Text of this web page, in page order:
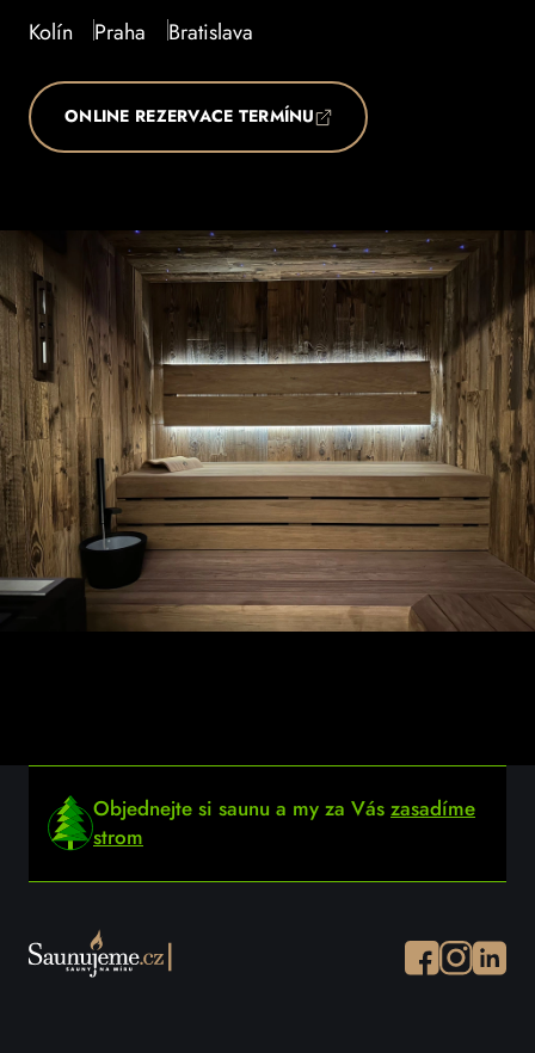
Kolín Praha Bratislava
ONLINE REZERVACE TERMÍNU
Objednejte si saunu a my za Vás zasadíme
strom
Facebook
Instagram